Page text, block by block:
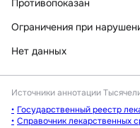
Противопоказан
Ограничения при
Нет данных
Источники аннотации
Государственный реестр
Справочник лекарственных